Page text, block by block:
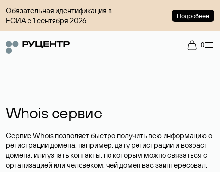
Обязательная идентификация в
ЕСИА с 1 сентября 2026
Подробнее
0
Whois сервис
Сервис Whois позволяет быстро получить всю информацию о
регистрации домена, например, дату регистрации и возраст
домена, или узнать контакты, по которым можно связаться с
организацией или человеком, чей домен вас заинтересовал.